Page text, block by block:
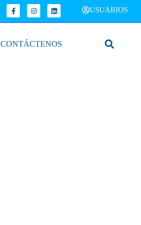
USUARIOS
CONTÁCTENOS